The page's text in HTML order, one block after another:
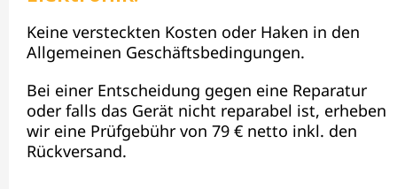
Keine versteckten Kosten oder Haken in den
Allgemeinen Geschäftsbedingungen.
Bei einer Entscheidung gegen eine Reparatur
oder falls das Gerät nicht reparabel ist, erheben
wir eine Prüfgebühr von 79 € netto inkl. den
Rückversand.